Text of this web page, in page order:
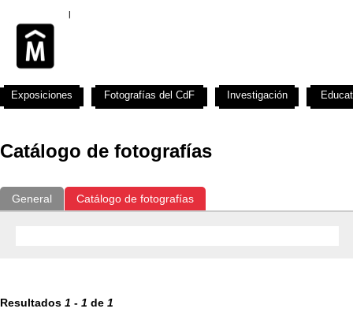
Catálogo de fotografías
General Catálogo de fotografías
Resultados 1 - 1 de 1
Exposiciones Fotografías del CdF Investigación